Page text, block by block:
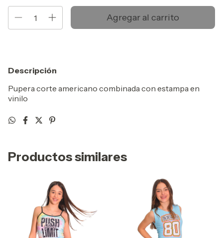
Descripción
Pupera corte americano combinada con estampa en
vinilo
Productos similares